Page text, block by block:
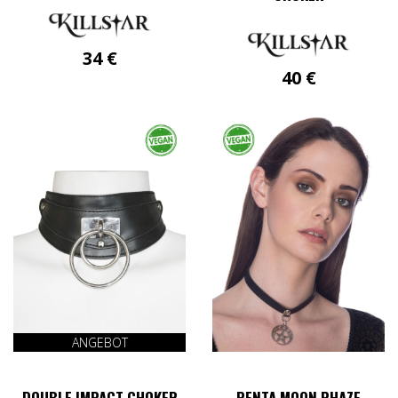
34€
40 €
ANGEBOT